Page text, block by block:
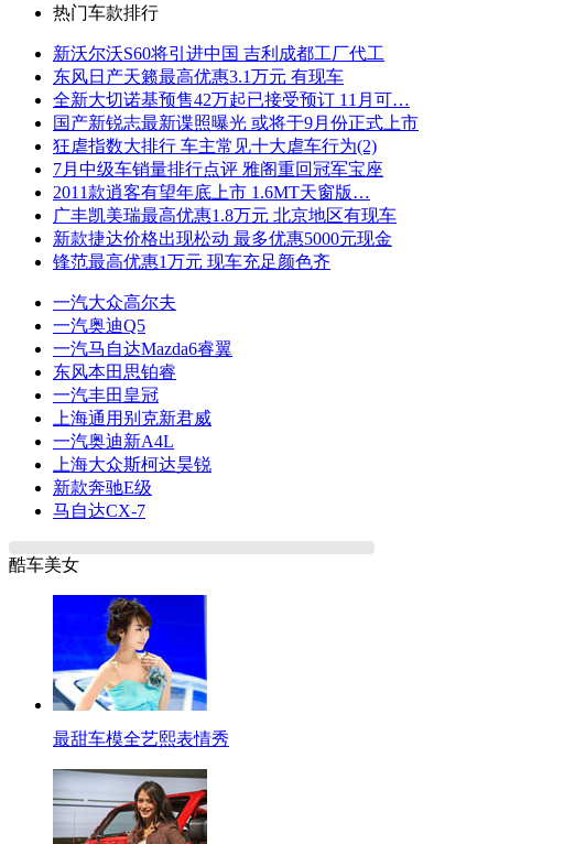
热门车款排行
新沃尔沃S60将引进中国 吉利成都工厂代工
东风日产天籁最高优惠3.1万元 有现车
全新大切诺基预售42万起已接受预订 11月可…
国产新锐志最新谍照曝光 或将于9月份正式上市
狂虐指数大排行 车主常见十大虐车行为(2)
7月中级车销量排行点评 雅阁重回冠军宝座
2011款逍客有望年底上市 1.6MT天窗版…
广丰凯美瑞最高优惠1.8万元 北京地区有现车
新款捷达价格出现松动 最多优惠5000元现金
锋范最高优惠1万元 现车充足颜色齐
一汽大众高尔夫
一汽奥迪Q5
一汽马自达Mazda6睿翼
东风本田思铂睿
一汽丰田皇冠
上海通用别克新君威
一汽奥迪新A4L
上海大众斯柯达昊锐
新款奔驰E级
马自达CX-7
酷车美女
最甜车模全艺熙表情秀